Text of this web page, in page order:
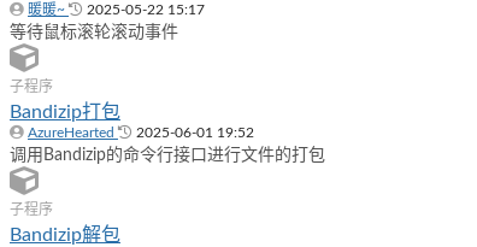
暖暖~
2025-05-22 15:17
等待鼠标滚轮滚动事件
子程序
Bandizip打包
AzureHearted 2025-06-01 19:52
调用Bandizip的命令行接口进行文件的打包
子程序
Bandizip解包